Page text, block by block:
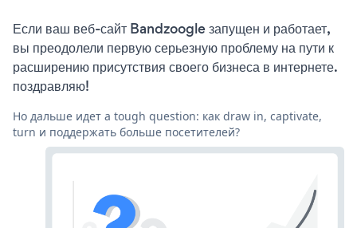
Если ваш веб-сайт Bandzoogle запущен и работает,
вы преодолели первую серьезную проблему на пути к
расширению присутствия своего бизнеса в интернете.
поздравляю!
Но дальше идет a tough question: как draw in, captivate,
turn и поддержать больше посетителей?